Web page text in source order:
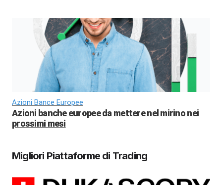
Azioni Bance Europee
Azioni banche europee da mettere nel mirino nei
prossimi mesi
Migliori Piattaforme di Trading